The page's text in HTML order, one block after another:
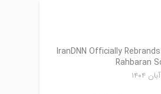
IranDNN Officially
Rahbaran